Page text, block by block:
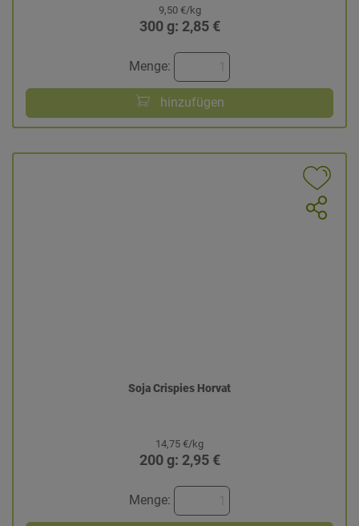
9,50 €/kg
300 g: 2,85 €
Menge:
hinzufügen
Soja Crispies Horvat
14,75 €/kg
200 g: 2,95 €
Menge: